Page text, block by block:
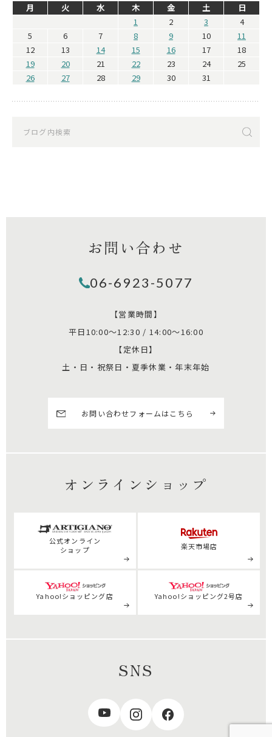
月 火 水 木 金 土
日
1
2 3
4
5
6 7 8 9 10
11
12
13 14 15 16 17
18
19
20 21 22 23 24
25
26
27 28 29 30 31
お問い合わせ
06-6923-5077
【営業時間】
平日10:00～12:30 / 14:00～16:00
【定休日】
土・日・祝祭日・夏季休業・年末年始
お問い合わせフォームはこちら
オンラインショップ
公式オンライン
ショップ
楽天市場店
Yahoo!ショッピング店 Yahoo!ショッピング2号店
SNS